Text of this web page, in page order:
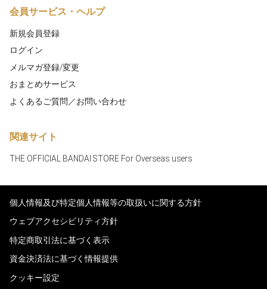
会員サービス・ヘルプ
新規会員登録
ログイン
メルマガ登録/変更
おまとめサービス
よくあるご質問／お問い合わせ
関連サイト
THE OFFICIAL BANDAI STORE For Overseas users
個人情報及び特定個人情報等の取扱いに関する方針
ウェブアクセシビリティ方針
特定商取引法に基づく表示
資金決済法に基づく情報提供
クッキー設定